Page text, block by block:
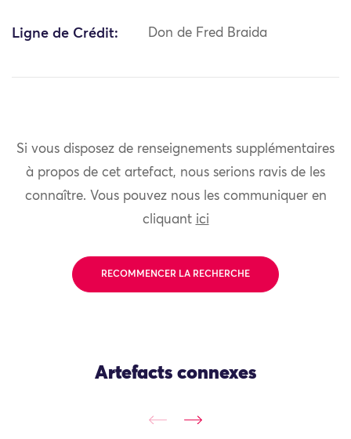
Ligne de Crédit: Don de Fred Braida
Si vous disposez de renseignements supplémentaires
à propos de cet artefact, nous serions ravis de les
connaître. Vous pouvez nous les communiquer en
cliquant ici
RECOMMENCER LA RECHERCHE
Artefacts connexes